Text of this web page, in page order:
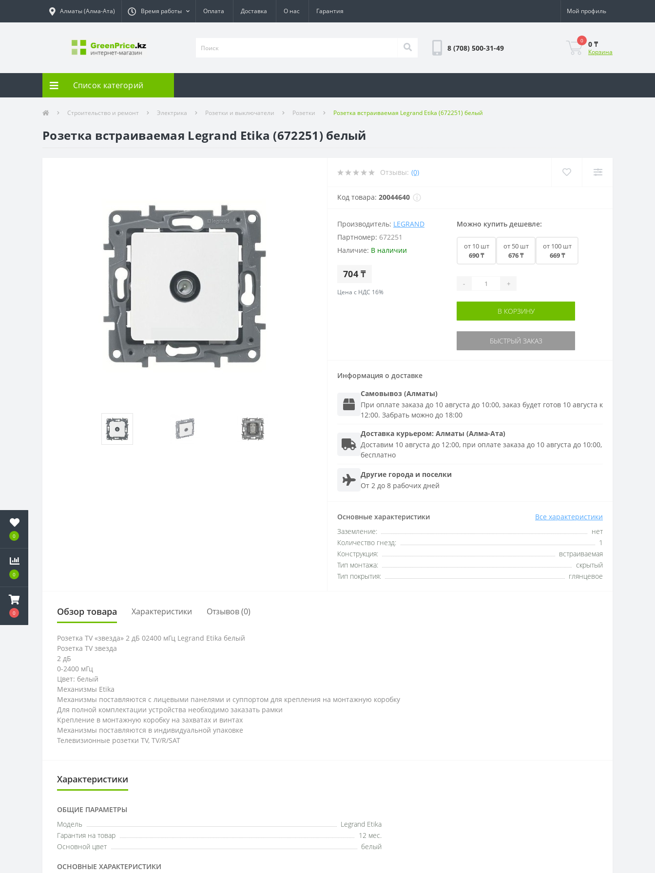
0
0
0
Алматы (Алма-Ата) Время работы Оплата Доставка О нас Гарантия Мой профиль
8 (708) 500-31-49
0 0 ₸
Корзина
Список категорий
Строительство и ремонт Электрика Розетки и выключатели Розетки Розетка встраиваемая Legrand Etika (672251) белый
Розетка встраиваемая Legrand Etika (672251) белый
Отзывы: (0)
Код товара: 20044640
Производитель: LEGRAND
Партномер: 672251
Наличие: В наличии
704 ₸
Цена с НДС 16%
Можно купить дешевле:
от 10 шт
690 ₸
от 50 шт
676 ₸
от 100 шт
669 ₸
- +
В КОРЗИНУ
БЫСТРЫЙ ЗАКАЗ
Информация о доставке
Самовывоз (Алматы)
При оплате заказа до 10 августа до 10:00, заказ будет готов 10 августа к
12:00. Забрать можно до 18:00
Доставка курьером: Алматы (Алма-Ата)
Доставим 10 августа до 12:00, при оплате заказа до 10 августа до 10:00,
бесплатно
Другие города и поселки
От 2 до 8 рабочих дней
Основные характеристики Все характеристики
Заземление:
нет
Количество гнезд:
1
Конструкция:
встраиваемая
Тип монтажа:
скрытый
Тип покрытия:
глянцевое
Обзор товара Характеристики Отзывов (0)
Розетка TV «звезда» 2 дБ 02400 мГц Legrand Etika белый
Розетка TV звезда
2 дБ
0-2400 мГц
Цвет: белый
Механизмы Etika
Механизмы поставляются с лицевыми панелями и суппортом для крепления на монтажную коробку
Для полной комплектации устройства необходимо заказать рамки
Крепление в монтажную коробку на захватах и винтах
Механизмы поставляются в индивидуальной упаковке
Телевизионные розетки TV, TV/R/SAT
Характеристики
ОБЩИЕ ПАРАМЕТРЫ
Модель
Legrand Etika
Гарантия на товар
12 мес.
Основной цвет
белый
ОСНОВНЫЕ ХАРАКТЕРИСТИКИ